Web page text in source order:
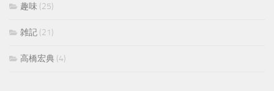
趣味 (25)
雑記 (21)
高橋宏典 (4)